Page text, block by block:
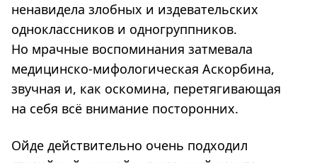
ненавидела злобных и издевательских
одноклассников и одногруппников.
Но мрачные воспоминания затмевала
медицинско-мифологическая Аскорбина,
звучная и, как оскомина, перетягивающая
на себя всё внимание посторонних.
Ойде действительно очень подходил